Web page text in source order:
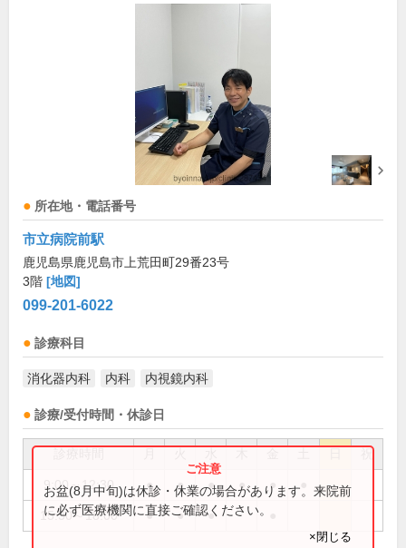
所在地・電話番号
市立病院前駅
鹿児島県鹿児島市上荒田町29番23号
3階 [地図]
099-201-6022
診療科目
消化器内科 内科 内視鏡内科
診療/受付時間・休診日
祝
9:00～12:30 ● ● ● ● ●
15:30～18:00 ● ● ●
お盆(8月中旬)は休診・休業の場合があります。来院前
に必ず医療機関に直接ご確認ください。
×閉じる